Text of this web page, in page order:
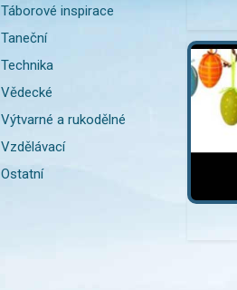
Táborové inspirace
Taneční
Technika
Vědecké
Výtvarné a rukodělné
Vzdělávací
Ostatní